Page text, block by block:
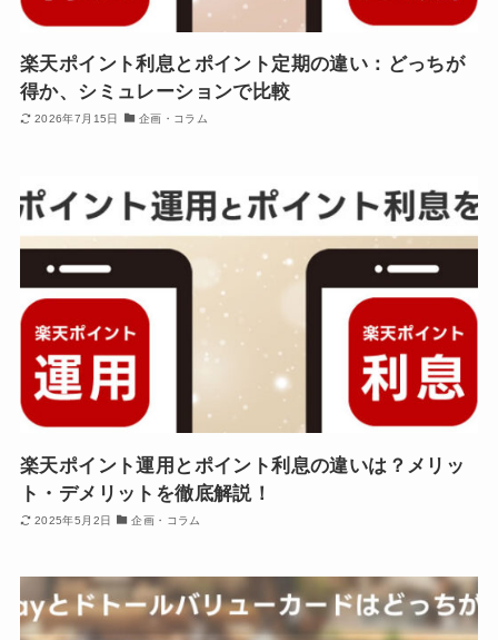
楽天ポイント利息とポイント定期の違い：どっちが
得か、シミュレーションで比較
2026年7月15日 企画・コラム
楽天ポイント運用とポイント利息の違いは？メリッ
ト・デメリットを徹底解説！
2025年5月2日 企画・コラム